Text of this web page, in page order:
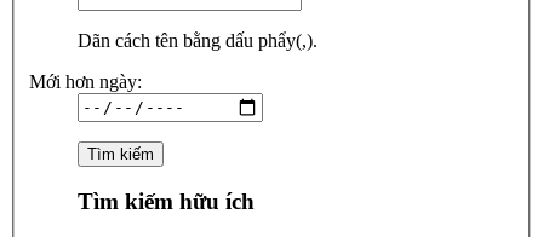
Dãn cách tên bằng dấu phẩy(,).
Mới hơn ngày:
Tìm kiếm hữu ích